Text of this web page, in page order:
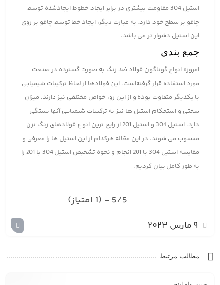
استیل 304 مقاومت بیشتری در برابر ایجاد خطوط ایجاد‌شده توسط
چاقو بر سطح خود دارد. به عبارت دیگر، ایجاد خط توسط چاقو بر روی
این استیل دشوار تر می باشد.
جمع بندی
امروزه انواع گوناگون فولاد ضد زنگ به صورت گسترده در صنعت
مورد استفاده قرار گرفته‌است. این فولادها از لحاظ ترکیبات شیمیایی
با یکدیگر متفاوت بوده و از این رو، خواص مختلفی نیز دارند. میزان
سختی و استحکام استیل ها نیز به ترکیبات شیمیایی آنها بستگی
دارد. استیل 304 و استیل 201 از رایج ترین انواع فولادهای زنگ نزن
محسوب می شوند. در این مقاله هرکدام از این استیل ها را معرفی و
مقایسه استیل 304 با 201 انجام و نحوه تشخیص استیل 304 با 201 را
به طور کامل بیان کردیم.
5/5 - (1 امتیاز)
9 مارس 2023
مطالب مرتبط